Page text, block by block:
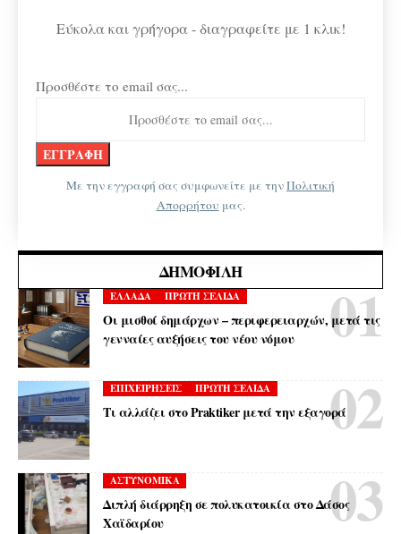
Εύκολα και γρήγορα - διαγραφείτε με 1 κλικ!
Προσθέστε το email σας...
Με την εγγραφή σας συμφωνείτε με τηνΠολιτική
Απορρήτου μας.
ΔΗΜΟΦΙΛΉ
ΕΛΛΑΔΑ ΠΡΩΤΗ ΣΕΛΙΔΑ
Οι μισθοί δημάρχων – περιφερειαρχών, μετά τις
γενναίες αυξήσεις του νέου νόμου
ΕΠΙΧΕΙΡΗΣΕΙΣ ΠΡΩΤΗ ΣΕΛΙΔΑ
Τι αλλάζει στο Praktiker μετά την εξαγορά
ΑΣΤΥΝΟΜΙΚΑ
Διπλή διάρρηξη σε πολυκατοικία στο Δάσος
Χαϊδαρίου